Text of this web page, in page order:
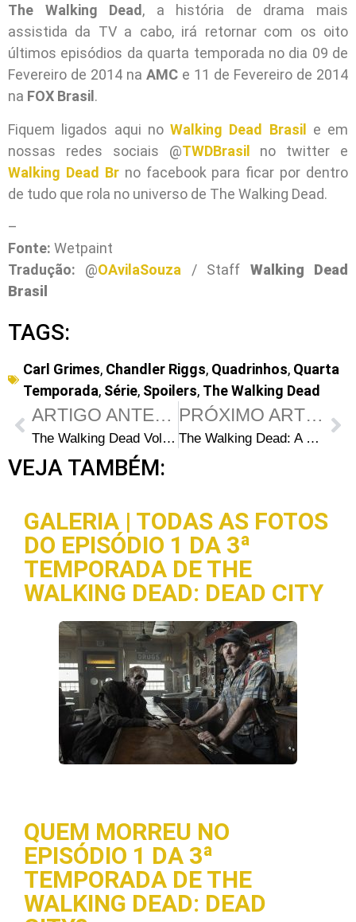
The Walking Dead, a história de drama mais
assistida da TV a cabo, irá retornar com os oito
últimos episódios da quarta temporada no dia 09 de
Fevereiro de 2014 na AMC e 11 de Fevereiro de 2014
na FOX Brasil .
Fiquem ligados aqui no Walking Dead Brasil e em
nossas redes sociais @TWDBrasil no twitter e
Walking Dead Brno facebook para ficar por dentro
de tudo que rola no universo de The Walking Dead.
–
Fonte: Wetpaint
Tradução: @OAvilaSouza / Staff
Walking Dead
Brasil
TAGS:
Carl Grimes, Chandler Riggs, Quadrinhos, Quarta
Temporada, Série, Spoilers, The Walking Dead
ARTIGO ANTERIOR
The Walking Dead Volume 20: Arte da capa e data de lançamento
PRÓXIMO ARTIGO
The Walking Dead: A Queda do Governador Parte 1 – Capítulo 1 Online
VEJA TAMBÉM:
GALERIA | TODAS AS FOTOS
DO EPISÓDIO 1 DA 3ª
TEMPORADA DE THE
WALKING DEAD: DEAD CITY
QUEM MORREU NO
EPISÓDIO 1 DA 3ª
TEMPORADA DE THE
WALKING DEAD: DEAD